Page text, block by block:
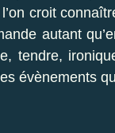
croit
autant
tendre,
évènements